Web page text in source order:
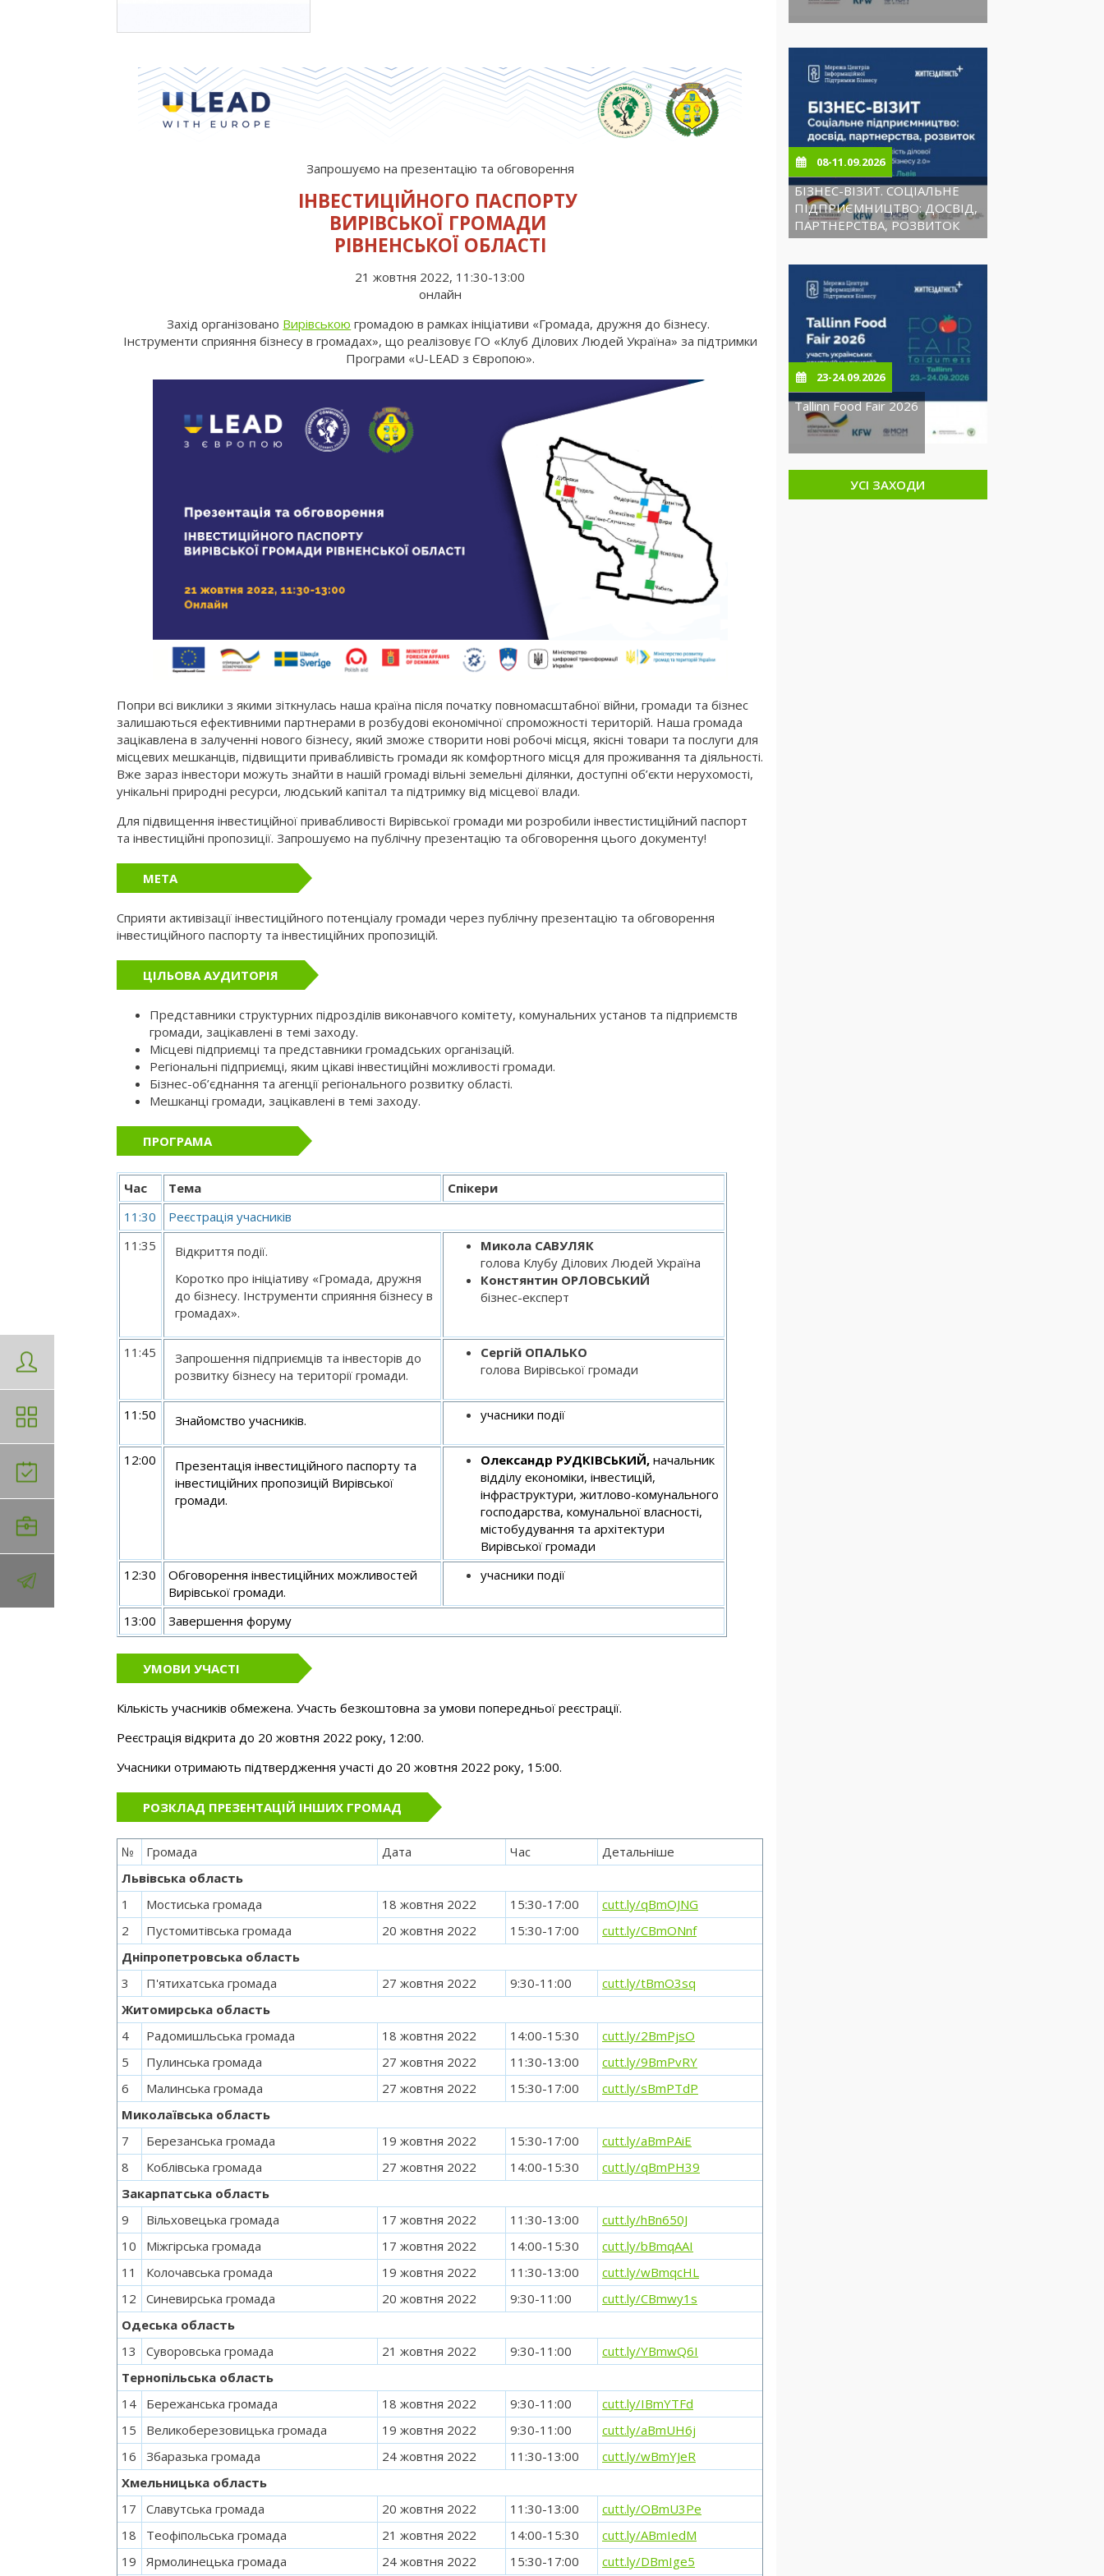
Запрошуємо на презентацію та обговорення
ІНВЕСТИЦІЙНОГО ПАСПОРТУ
ВИРІВСЬКОЇ ГРОМАДИ
РІВНЕНСЬКОЇ ОБЛАСТІ
21 жовтня 2022, 11:30-13:00
онлайн
Захід організовано Вирівською громадою в рамках ініціативи «Громада, дружня до бізнесу.
Інструменти сприяння бізнесу в громадах», що реалізовує ГО «Клуб Ділових Людей Україна» за підтримки
Програми «U-LEAD з Європою».
Попри всі виклики з якими зіткнулась наша країна після початку повномасштабної війни, громади та бізнес
залишаються ефективними партнерами в розбудові економічної спроможності територій. Наша громада
зацікавлена в залученні нового бізнесу, який зможе створити нові робочі місця, якісні товари та послуги для
місцевих мешканців, підвищити привабливість громади як комфортного місця для проживання та діяльності.
Вже зараз інвестори можуть знайти в нашій громаді вільні земельні ділянки, доступні об’єкти нерухомості,
унікальні природні ресурси, людський капітал та підтримку від місцевої влади.
Для підвищення інвестиційної привабливості Вирівської громади ми розробили інвестистиційний паспорт
та інвестиційні пропозиції. Запрошуємо на публічну презентацію та обговорення цього документу!
МЕТА
Сприяти активізації інвестиційного потенціалу громади через публічну презентацію та обговорення
інвестиційного паспорту та інвестиційних пропозицій.
ЦІЛЬОВА АУДИТОРІЯ
Представники структурних підрозділів виконавчого комітету, комунальних установ та підприємств
громади, зацікавлені в темі заходу.
Місцеві підприємці та представники громадських організацій.
Регіональні підприємці, яким цікаві інвестиційні можливості громади.
Бізнес-об’єднання та агенції регіонального розвитку області.
Мешканці громади, зацікавлені в темі заходу.
ПРОГРАМА
Час Тема
Спікери
11:30
Реєстрація учасників
11:35
Відкриття події.
Коротко про ініціативу «Громада, дружня
до бізнесу. Інструменти сприяння бізнесу в
громадах».
Микола САВУЛЯК
голова Клубу Ділових Людей Україна
Констянтин ОРЛОВСЬКИЙ
бізнес-експерт
11:45
Запрошення підприємців та інвесторів до
розвитку бізнесу на території громади.
Сергій ОПАЛЬКО
голова Вирівської громади
11:50 Знайомство учасників. учасники події
12:00
Презентація інвестиційного паспорту та
інвестиційних пропозицій Вирівської
громади.
Олександр РУДКІВСЬКИЙ, начальник
відділу економіки, інвестицій,
інфраструктури, житлово-комунального
господарства, комунальної власності,
містобудування та архітектури
Вирівської громади
12:30
Обговорення інвестиційних можливостей
Вирівської громади.
учасники події
13:00 Завершення форуму
УМОВИ УЧАСТІ
Кількість учасників обмежена. Участь безкоштовна за умови попередньої реєстрації.
Реєстрація відкрита до 20 жовтня 2022 року, 12:00.
Учасники отримають підтвердження участі до 20 жовтня 2022 року, 15:00.
РОЗКЛАД ПРЕЗЕНТАЦІЙ ІНШИХ ГРОМАД
№ Громада Дата Час
Детальніше
Львівська область
1
Мостиська громада 18 жовтня 2022 15:30-17:00
cutt.ly/qBmOJNG
2
Пустомитівська громада 20 жовтня 2022 15:30-17:00
cutt.ly/CBmONnf
Дніпропетровська область
3
П'ятихатська громада 27 жовтня 2022 9:30-11:00
cutt.ly/tBmO3sq
Житомирська область
4
Радомишльська громада 18 жовтня 2022 14:00-15:30
cutt.ly/2BmPjsO
5
Пулинська громада 27 жовтня 2022 11:30-13:00
cutt.ly/9BmPvRY
6
Малинська громада 27 жовтня 2022 15:30-17:00
cutt.ly/sBmPTdP
Миколаївська область
7
Березанська громада 19 жовтня 2022 15:30-17:00
cutt.ly/aBmPAiE
8
Коблівська громада 27 жовтня 2022 14:00-15:30
cutt.ly/qBmPH39
Закарпатська область
9
Вільховецька громада 17 жовтня 2022 11:30-13:00
cutt.ly/hBn650J
10
Міжгірська громада 17 жовтня 2022 14:00-15:30
cutt.ly/bBmqAAI
11
Колочавська громада 19 жовтня 2022 11:30-13:00
cutt.ly/wBmqcHL
12
Синевирська громада 20 жовтня 2022 9:30-11:00
cutt.ly/CBmwy1s
Одеська область
13
Суворовська громада 21 жовтня 2022 9:30-11:00
cutt.ly/YBmwQ6I
Тернопільська область
14
Бережанська громада 18 жовтня 2022 9:30-11:00
cutt.ly/IBmYTFd
15
Великоберезовицька громада 19 жовтня 2022 9:30-11:00
cutt.ly/aBmUH6j
16
Збаразька громада 24 жовтня 2022 11:30-13:00
cutt.ly/wBmYJeR
Хмельницька область
17
Славутська громада 20 жовтня 2022 11:30-13:00
cutt.ly/OBmU3Pe
18
Теофіпольська громада 21 жовтня 2022 14:00-15:30
cutt.ly/ABmIedM
19
Ярмолинецька громада 24 жовтня 2022 15:30-17:00 cutt.ly/DBmIge5
БІЗНЕС-ВІЗИТ. СОЦІАЛЬНЕ
ПІДПРИЄМНИЦТВО: ДОСВІД,
ПАРТНЕРСТВА, РОЗВИТОК
м.Львів
08-11.09.2026
Tallinn Food Fair 2026
23-24.09.2026
УСІ ЗАХОДИ